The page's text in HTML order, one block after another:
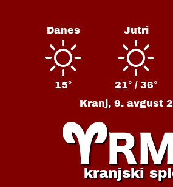
Danes
15°
Jutri
21° / 36°
Kranj, 9. avgust
kranjski